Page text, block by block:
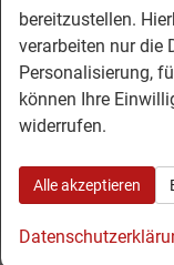
Hohe
Je nach
und
Skoda
Rabatte
bereitzustellen.
verarbeiten nur die
Personalisierung,
können Ihre
widerrufen.
Alle akzeptieren